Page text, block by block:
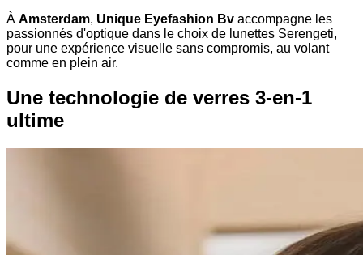
À Amsterdam, Unique Eyefashion Bv accompagne les
passionnés d'optique dans le choix de lunettes Serengeti,
pour une expérience visuelle sans compromis, au volant
comme en plein air.
Une technologie de verres 3-en-1
ultime